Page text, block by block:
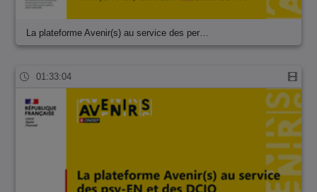
La plateforme Avenir(s) au service des per…
01:33:04